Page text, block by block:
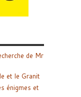
de Mr
et le Granit
énigmes et